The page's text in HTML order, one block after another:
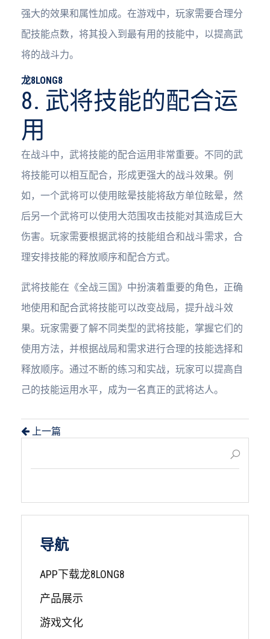
强大的效果和属性加成。在游戏中，玩家需要合理分
配技能点数，将其投入到最有用的技能中，以提高武
将的战斗力。
龙8LONG8
8. 武将技能的配合运
用
在战斗中，武将技能的配合运用非常重要。不同的武
将技能可以相互配合，形成更强大的战斗效果。例
如，一个武将可以使用眩晕技能将敌方单位眩晕，然
后另一个武将可以使用大范围攻击技能对其造成巨大
伤害。玩家需要根据武将的技能组合和战斗需求，合
理安排技能的释放顺序和配合方式。
武将技能在《全战三国》中扮演着重要的角色，正确
地使用和配合武将技能可以改变战局，提升战斗效
果。玩家需要了解不同类型的武将技能，掌握它们的
使用方法，并根据战局和需求进行合理的技能选择和
释放顺序。通过不断的练习和实战，玩家可以提高自
己的技能运用水平，成为一名真正的武将达人。
上一篇
导航
APP下载龙8LONG8
产品展示
游戏文化